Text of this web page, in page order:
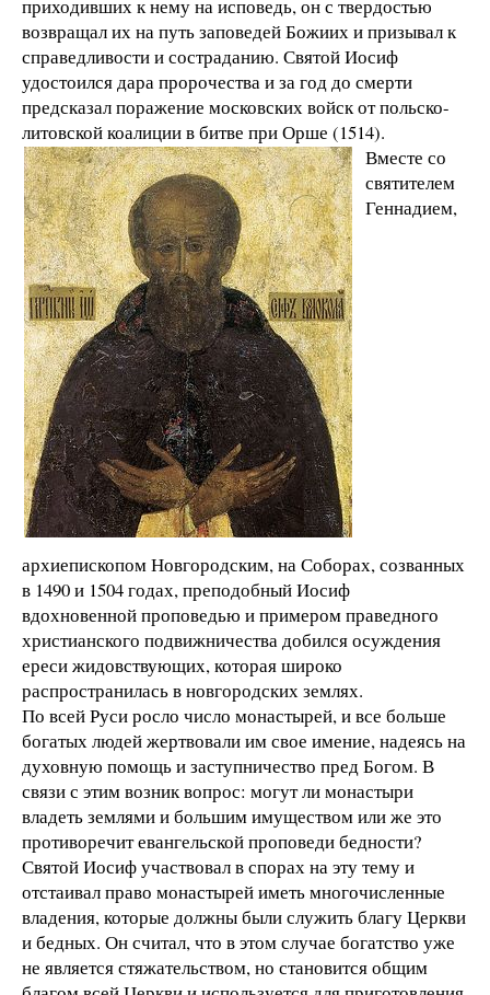
приходивших к нему на исповедь, он с твердостью
возвращал их на путь заповедей Божиих и призывал к
справедливости и состраданию. Святой Иосиф
удостоился дара пророчества и за год до смерти
предсказал поражение московских войск от польско-
литовской коалиции в битве при Орше (1514).
Вместе со
святителем
Геннадием,
архиепископом Новгородским, на Соборах, созванных
в 1490 и 1504 годах, преподобный Иосиф
вдохновенной проповедью и примером праведного
христианского подвижничества добился осуждения
ереси жидовствующих, которая широко
распространилась в новгородских землях.
По всей Руси росло число монастырей, и все больше
богатых людей жертвовали им свое имение, надеясь на
духовную помощь и заступничество пред Богом. В
связи с этим возник вопрос: могут ли монастыри
владеть землями и большим имуществом или же это
противоречит евангельской проповеди бедности?
Святой Иосиф участвовал в спорах на эту тему и
отстаивал право монастырей иметь многочисленные
владения, которые должны были служить благу Церкви
и бедных. Он считал, что в этом случае богатство уже
не является стяжательством, но становится общим